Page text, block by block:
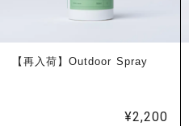
【再入荷】Outdoor Spray
¥2,200